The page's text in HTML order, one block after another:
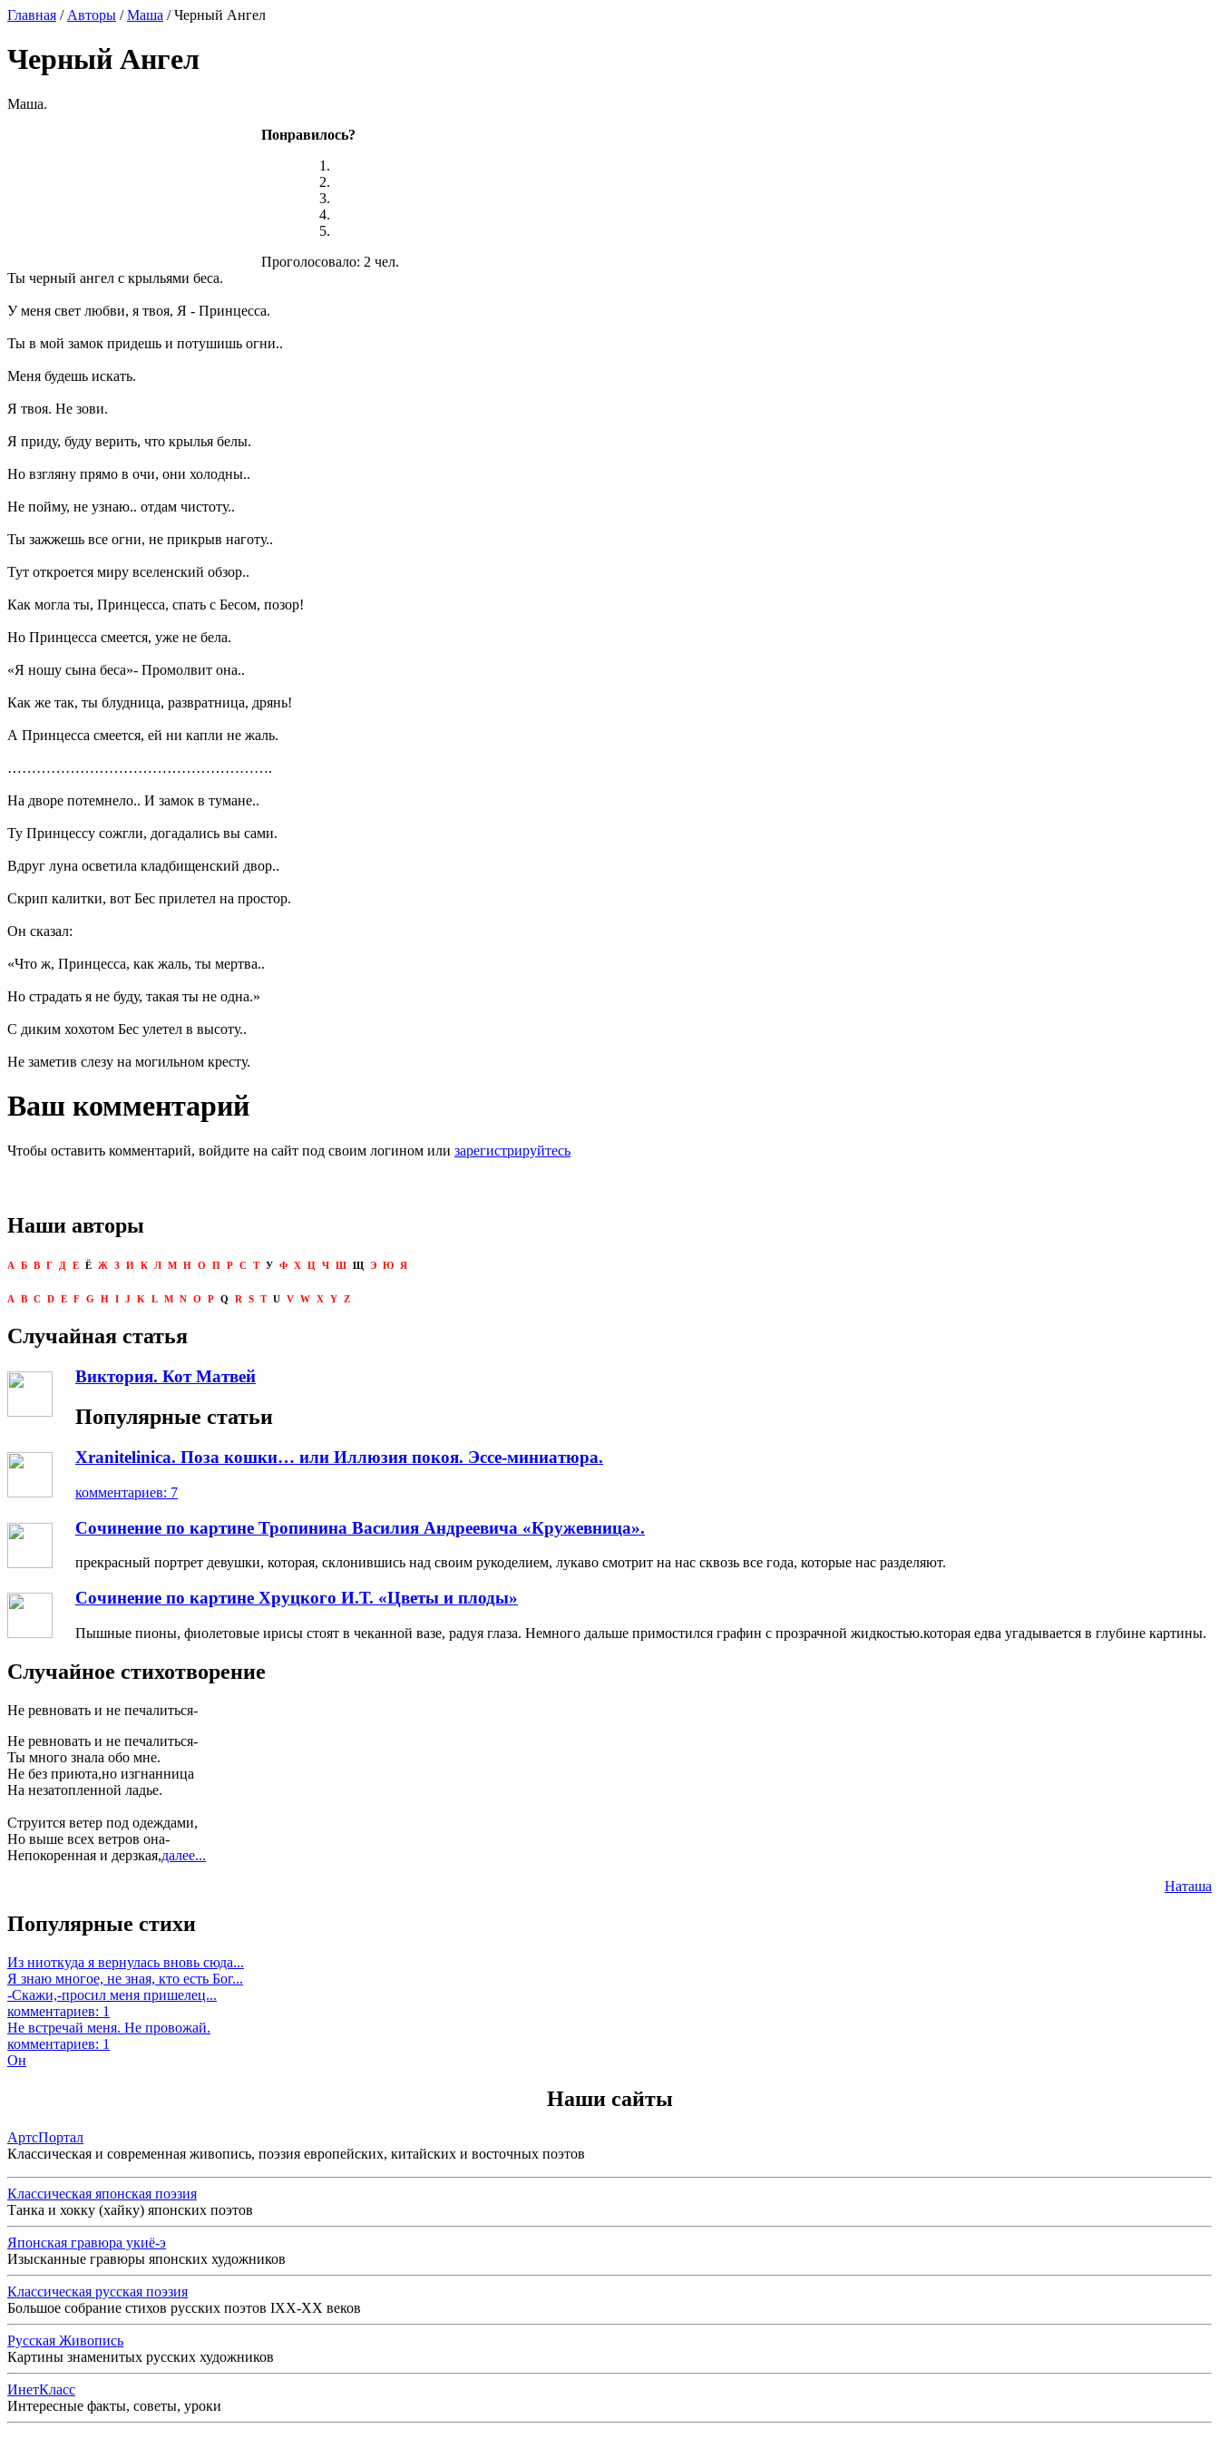
Главная / Авторы /Маша / Черный Ангел
Черный Ангел
Маша.
Понравилось?
Проголосовало: 2 чел.
Ты черный ангел с крыльями беса.
У меня свет любви, я твоя, Я - Принцесса.
Ты в мой замок придешь и потушишь огни..
Меня будешь искать.
Я твоя. Не зови.
Я приду, буду верить, что крылья белы.
Но взгляну прямо в очи, они холодны..
Не пойму, не узнаю.. отдам чистоту..
Ты зажжешь все огни, не прикрыв наготу..
Тут откроется миру вселенский обзор..
Как могла ты, Принцесса, спать с Бесом, позор!
Но Принцесса смеется, уже не бела.
«Я ношу сына беса»- Промолвит она..
Как же так, ты блудница, развратница, дрянь!
А Принцесса смеется, ей ни капли не жаль.
……………………………………………….
На дворе потемнело.. И замок в тумане..
Ту Принцессу сожгли, догадались вы сами.
Вдруг луна осветила кладбищенский двор..
Скрип калитки, вот Бес прилетел на простор.
Он сказал:
«Что ж, Принцесса, как жаль, ты мертва..
Но страдать я не буду, такая ты не одна.»
С диким хохотом Бес улетел в высоту..
Не заметив слезу на могильном кресту.
Ваш комментарий
Чтобы оставить комментарий, войдите на сайт под своим логином или зарегистрируйтесь
Наши авторы
А Б В Г Д Е Ё Ж З И К Л М Н О П Р С Т У Ф Х Ц Ч Ш Щ Э Ю Я
A B C D E F G H I J K L M N O P Q R S T U V W X Y Z
Случайная статья
Виктория. Кот Матвей
Популярные статьи
Xranitelinica. Поза кошки… или Иллюзия покоя. Эссе-миниатюра.
комментариев: 7
Сочинение по картине Тропинина Василия Андреевича «Кружевница».
прекрасный портрет девушки, которая, склонившись над своим рукоделием, лукаво смотрит на нас сквозь все года, которые нас разделяют.
Сочинение по картине Хруцкого И.Т. «Цветы и плоды»
Пышные пионы, фиолетовые ирисы стоят в чеканной вазе, радуя глаза. Немного дальше примостился графин с прозрачной жидкостью.которая едва угадывается в глубине картины.
Случайное стихотворение
Не ревновать и не печалиться-
Не ревновать и не печалиться-
Ты много знала обо мне.
Не без приюта,но изгнанница
На незатопленной ладье.
Струится ветер под одеждами,
Но выше всех ветров она-
Непокоренная и дерзкая,далее...
Наташа
Популярные стихи
Из ниоткуда я вернулась вновь сюда...
Я знаю многое, не зная, кто есть Бог...
-Скажи,-просил меня пришелец...
комментариев: 1
Не встречай меня. Не провожай.
комментариев: 1
Он
Наши сайты
АртсПортал
Классическая и современная живопись, поэзия европейских, китайских и восточных поэтов
Классическая японская поэзия
Танка и хокку (хайку) японских поэтов
Японская гравюра укиё-э
Изысканные гравюры японских художников
Классическая русская поэзия
Большое собрание стихов русских поэтов IXX-XX веков
Русская Живопись
Картины знаменитых русских художников
ИнетКласс
Интересные факты, советы, уроки